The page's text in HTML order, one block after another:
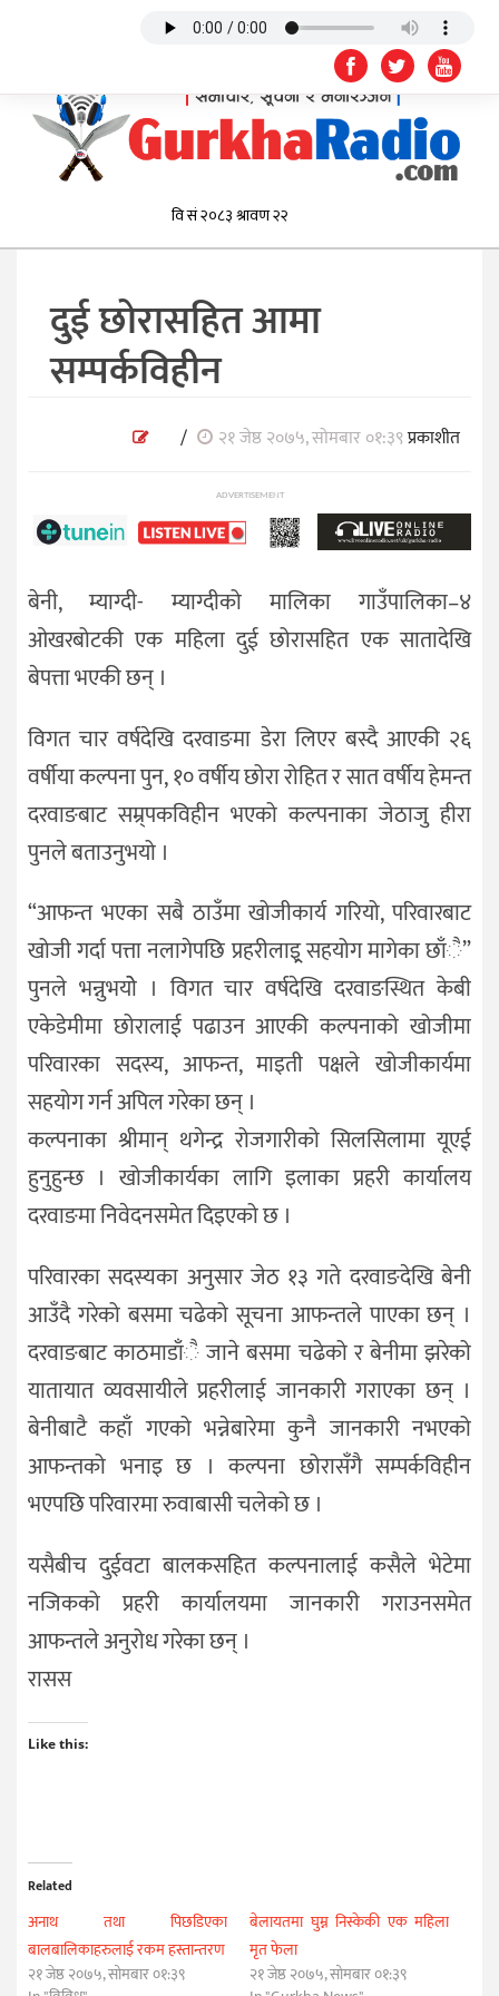
दुई छोरासहित आमा
सम्पर्कविहीन
/ २१ जेष्ठ २०७५, सोमबार ०१:३९प्रकाशीत
ADVERTISEMENT
बेनी, म्याग्दी- म्याग्दीको मालिका गाउँपालिका–४
ओखरबोटकी एक महिला दुई छोरासहित एक सातादेखि
बेपत्ता भएकी छन् ।
विगत चार वर्षदेखि दरवाङमा डेरा लिएर बस्दै आएकी २६
वर्षीया कल्पना पुन, १० वर्षीय छोरा रोहित र सात वर्षीय हेमन्त
दरवाङबाट सम्र्पकविहीन भएको कल्पनाका जेठाजु हीरा
पुनले बताउनुभयो ।
“आफन्त भएका सबै ठाउँमा खोजीकार्य गरियो, परिवारबाट
खोजी गर्दा पत्ता नलागेपछि प्रहरीलाइ्र्र सहयोग मागेका छाँै”
पुनले भन्नुभयोे । विगत चार वर्षदेखि दरवाङस्थित केबी
एकेडेमीमा छोरालाई पढाउन आएकी कल्पनाको खोजीमा
परिवारका सदस्य, आफन्त, माइती पक्षले खोजीकार्यमा
सहयोग गर्न अपिल गरेका छन् ।
कल्पनाका श्रीमान् थगेन्द्र रोजगारीको सिलसिलामा यूएई
हुनुहुन्छ । खोजीकार्यका लागि इलाका प्रहरी कार्यालय
दरवाङमा निवेदनसमेत दिइएको छ ।
परिवारका सदस्यका अनुसार जेठ १३ गते दरवाङदेखि बेनी
आउँदै गरेको बसमा चढेको सूचना आफन्तले पाएका छन् ।
दरवाङबाट काठमाडाँै जाने बसमा चढेको र बेनीमा झरेको
यातायात व्यवसायीले प्रहरीलाई जानकारी गराएका छन् ।
बेनीबाटै कहाँ गएको भन्नेबारेमा कुनै जानकारी नभएको
आफन्तको भनाइ छ । कल्पना छोरासँगै सम्पर्कविहीन
भएपछि परिवारमा रुवाबासी चलेको छ ।
यसैबीच दुईवटा बालकसहित कल्पनालाई कसैले भेटेमा
नजिकको प्रहरी कार्यालयमा जानकारी गराउनसमेत
आफन्तले अनुरोध गरेका छन् ।
रासस
Like this:
Related
अनाथ तथा पिछडिएका
बालबालिकाहरुलाई रकम हस्तान्तरण
२१ जेष्ठ २०७५, सोमबार ०१:३९
बेलायतमा घुम्न निस्केकी एक महिला
मृत फेला
२१ जेष्ठ २०७५, सोमबार ०१:३९